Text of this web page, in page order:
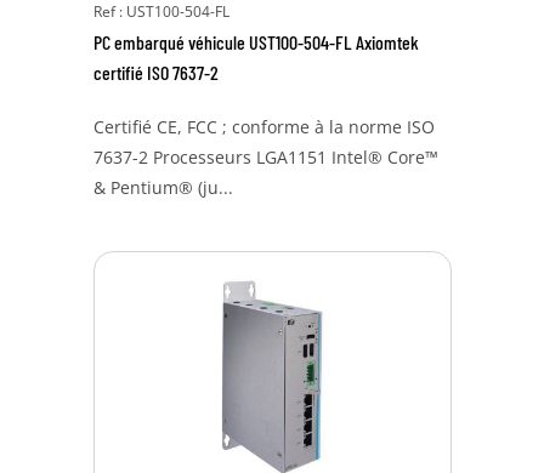
Ref : UST100-504-FL
PC embarqué véhicule UST100-504-FL Axiomtek
certifié ISO 7637-2
Certifié CE, FCC ; conforme à la norme ISO
7637-2 Processeurs LGA1151 Intel® Core™
& Pentium® (ju...